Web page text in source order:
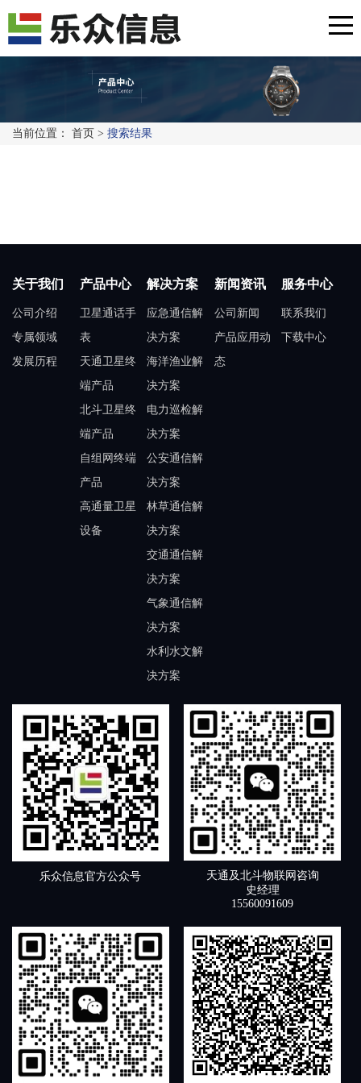
当前位置： 首页 > 搜索结果
关于我们
公司介绍
专属领域
发展历程
产品中心
卫星通话手
表
天通卫星终
端产品
北斗卫星终
端产品
自组网终端
产品
高通量卫星
设备
解决方案
应急通信解
决方案
海洋渔业解
决方案
电力巡检解
决方案
公安通信解
决方案
林草通信解
决方案
交通通信解
决方案
气象通信解
决方案
水利水文解
决方案
新闻资讯
公司新闻
产品应用动
态
服务中心
联系我们
下载中心
乐众信息官方公众号
天通及北斗物联网咨询
史经理
15560091609